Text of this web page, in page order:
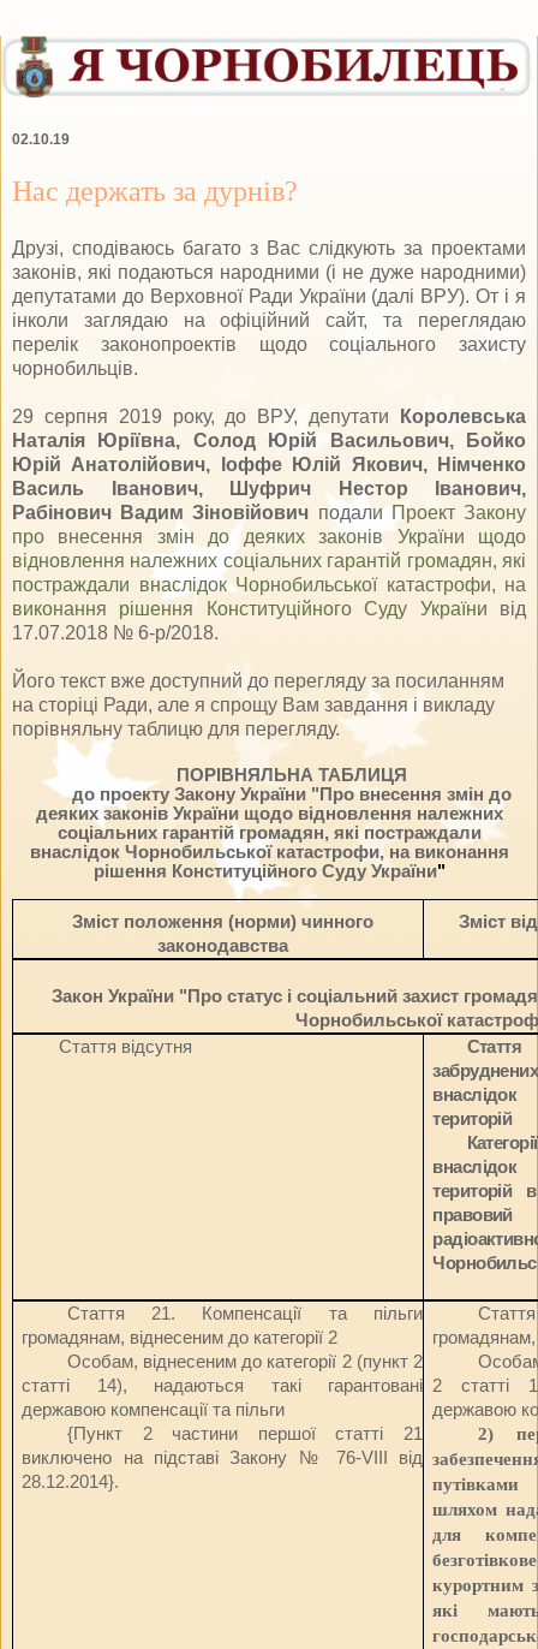
02.10.19
Нас держать за дурнів?
Друзі, сподіваюсь багато з Вас слідкують за проектами
законів, які подаються народними (і не дуже народними)
депутатами до Верховної Ради України (далі ВРУ). От і я
інколи заглядаю на офіційний сайт, та переглядаю
перелік законопроектів щодо соціального захисту
чорнобильців.
29 серпня 2019 року, до ВРУ, депутати
Королевська
Наталія Юріївна, Солод Юрій Васильович, Бойко
Юрій Анатолійович, Іоффе Юлій Якович, Німченко
Василь Іванович, Шуфрич Нестор Іванович,
Рабінович Вадим Зіновійович подалиПроект Закону
про внесення змін до деяких законів України щодо
відновлення належних соціальних гарантій громадян, які
постраждали внаслідок Чорнобильської катастрофи, на
виконання рішення Конституційного Суду України від
17.07.2018 № 6-р/2018.
Його текст вже доступний до перегляду за посиланням
на сторіці Ради, але я спрощу Вам завдання і викладу
порівняльну таблицю для перегляду.
ПОРІВНЯЛЬНА ТАБЛИЦЯ
до проекту Закону України "Про внесення змін до
деяких законів України щодо відновлення належних
соціальних гарантійгромадян, які постраждали
внаслідок Чорнобильської катастрофи, на виконання
рішення Конституційного Суду України"
Зміст положення (норми) чинного
законодавства
Зміст
Закон України "Про статус і соціальний захист
Чорнобильської
Стаття відсутня
Стаття
забруднених
територій
територій
правовий
Стаття 21. Компенсації та пільги
громадянам, віднесеним до категорії 2
Особам, віднесеним до категорії 2 (пункт 2
статті 14), надаються такі гарантовані
державою компенсації та пільги
{Пункт 2 частини першої статті 21
виключено на підставі Закону
№ 76-VIII від
28.12.2014}.
громадянам,
2 статті
державою
2)
шляхом
для
курортним
які